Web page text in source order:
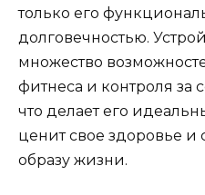
только его
долговечностью.
множество
фитнеса и контроля за
что делает его
ценит свое здоровье и
образу жизни.